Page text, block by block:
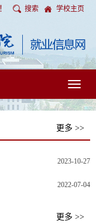
搜索 学校主页
Toggle
更多 >>
2023-10-27
2022-07-04
更多 >>